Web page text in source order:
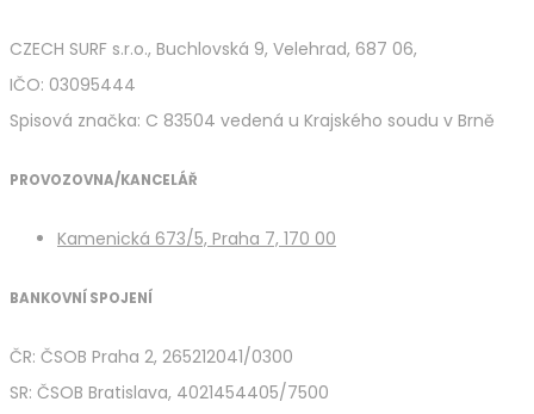
CZECH SURF s.r.o., Buchlovská 9, Velehrad, 687 06,
IČO: 03095444
Spisová značka: C 83504 vedená u Krajského soudu v Brně
PROVOZOVNA/KANCELÁŘ
Kamenická 673/5, Praha 7, 170 00
BANKOVNÍ SPOJENÍ
ČR: ČSOB Praha 2, 265212041/0300
SR: ČSOB Bratislava, 4021454405/7500